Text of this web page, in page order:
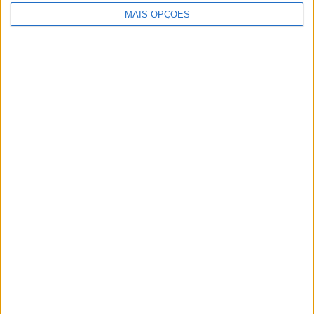
MAIS OPÇÕES
públicos e de melhoria da qualidade de vida no concelho».